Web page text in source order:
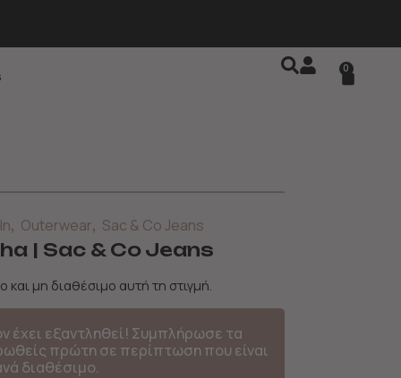
0
, Outerwear, Sac & Co Jeans
| Sac & Co Jeans
και μη διαθέσιμο αυτή τη στιγμή.
έχει εξαντληθεί! Συμπλήρωσε τα
πρώτη σε περίπτωση που είναι
διαθέσιμο.